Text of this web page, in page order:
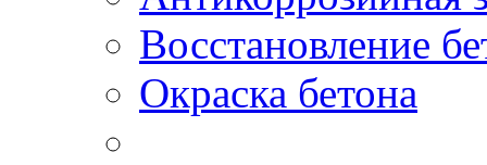
Восстановление
Окраска бетона